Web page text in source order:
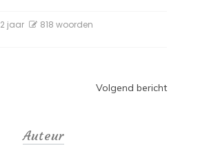
2 jaar 818 woorden
Volgend bericht
Auteur